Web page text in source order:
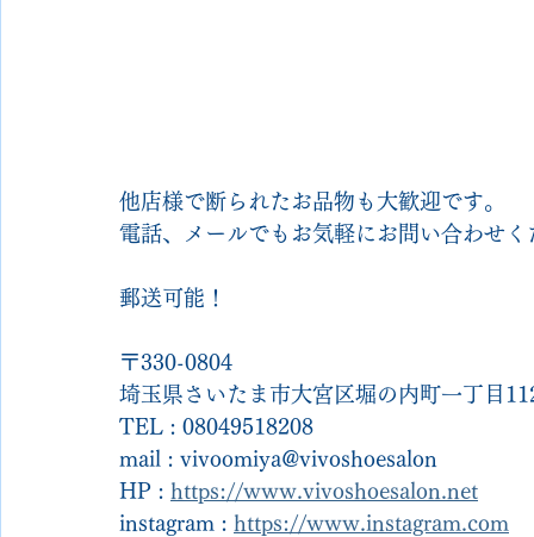
他店様で断られたお品物も大歓迎です。
電話、メールでもお気軽にお問い合わせく
郵送可能！
〒330-0804
埼玉県さいたま市大宮区堀の内町一丁目
TEL : 08049518208
mail : vivoomiya@vivoshoesalon
HP : https://www.vivoshoesalon.net
instagram : https://www.instagram.com